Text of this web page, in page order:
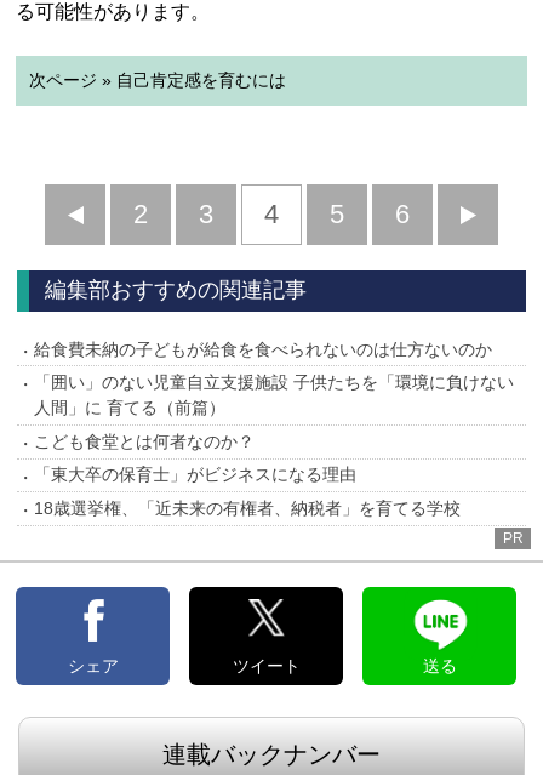
る可能性があります。
次ページ » 自己肯定感を育むには
前
へ
2 3 4 5 6
へ
編集部おすすめの関連記事
給食費未納の子どもが給食を食べられないのは仕方ないのか
「囲い」のない児童自立支援施設 子供たちを「環境に負けない
人間」に 育てる（前篇）
こども食堂とは何者なのか？
「東大卒の保育士」がビジネスになる理由
18歳選挙権、「近未来の有権者、納税者」を育てる学校
PR
シェア ツイート 送る
連載バックナンバー